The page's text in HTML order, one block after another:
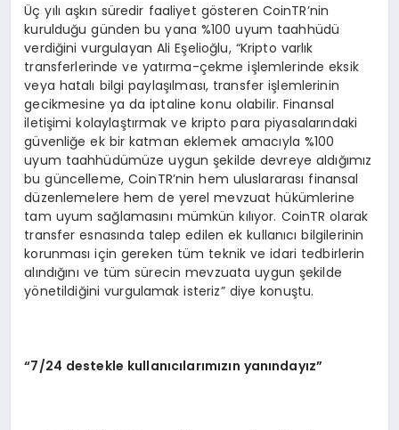
Üç yılı aşkın süredir faaliyet gösteren CoinTR’nin
kurulduğu günden bu yana %100 uyum taahhüdü
verdiğini vurgulayan Ali Eşelioğlu, “Kripto varlık
transferlerinde ve yatırma-çekme işlemlerinde eksik
veya hatalı bilgi paylaşılması, transfer işlemlerinin
gecikmesine ya da iptaline konu olabilir. Finansal
iletişimi kolaylaştırmak ve kripto para piyasalarındaki
güvenliğe ek bir katman eklemek amacıyla %100
uyum taahhüdümüze uygun şekilde devreye aldığımız
bu güncelleme, CoinTR’nin hem uluslararası finansal
düzenlemelere hem de yerel mevzuat hükümlerine
tam uyum sağlamasını mümkün kılıyor. CoinTR olarak
transfer esnasında talep edilen ek kullanıcı bilgilerinin
korunması için gereken tüm teknik ve idari tedbirlerin
alındığını ve tüm sürecin mevzuata uygun şekilde
yönetildiğini vurgulamak isteriz” diye konuştu.
“7/24 destekle kullanıcılarımızın yanındayız”